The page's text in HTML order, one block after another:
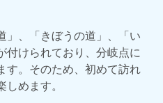
」、「きぼうの道」、「い
付けられており、分岐点に
す。そのため、初めて訪れ
めます。